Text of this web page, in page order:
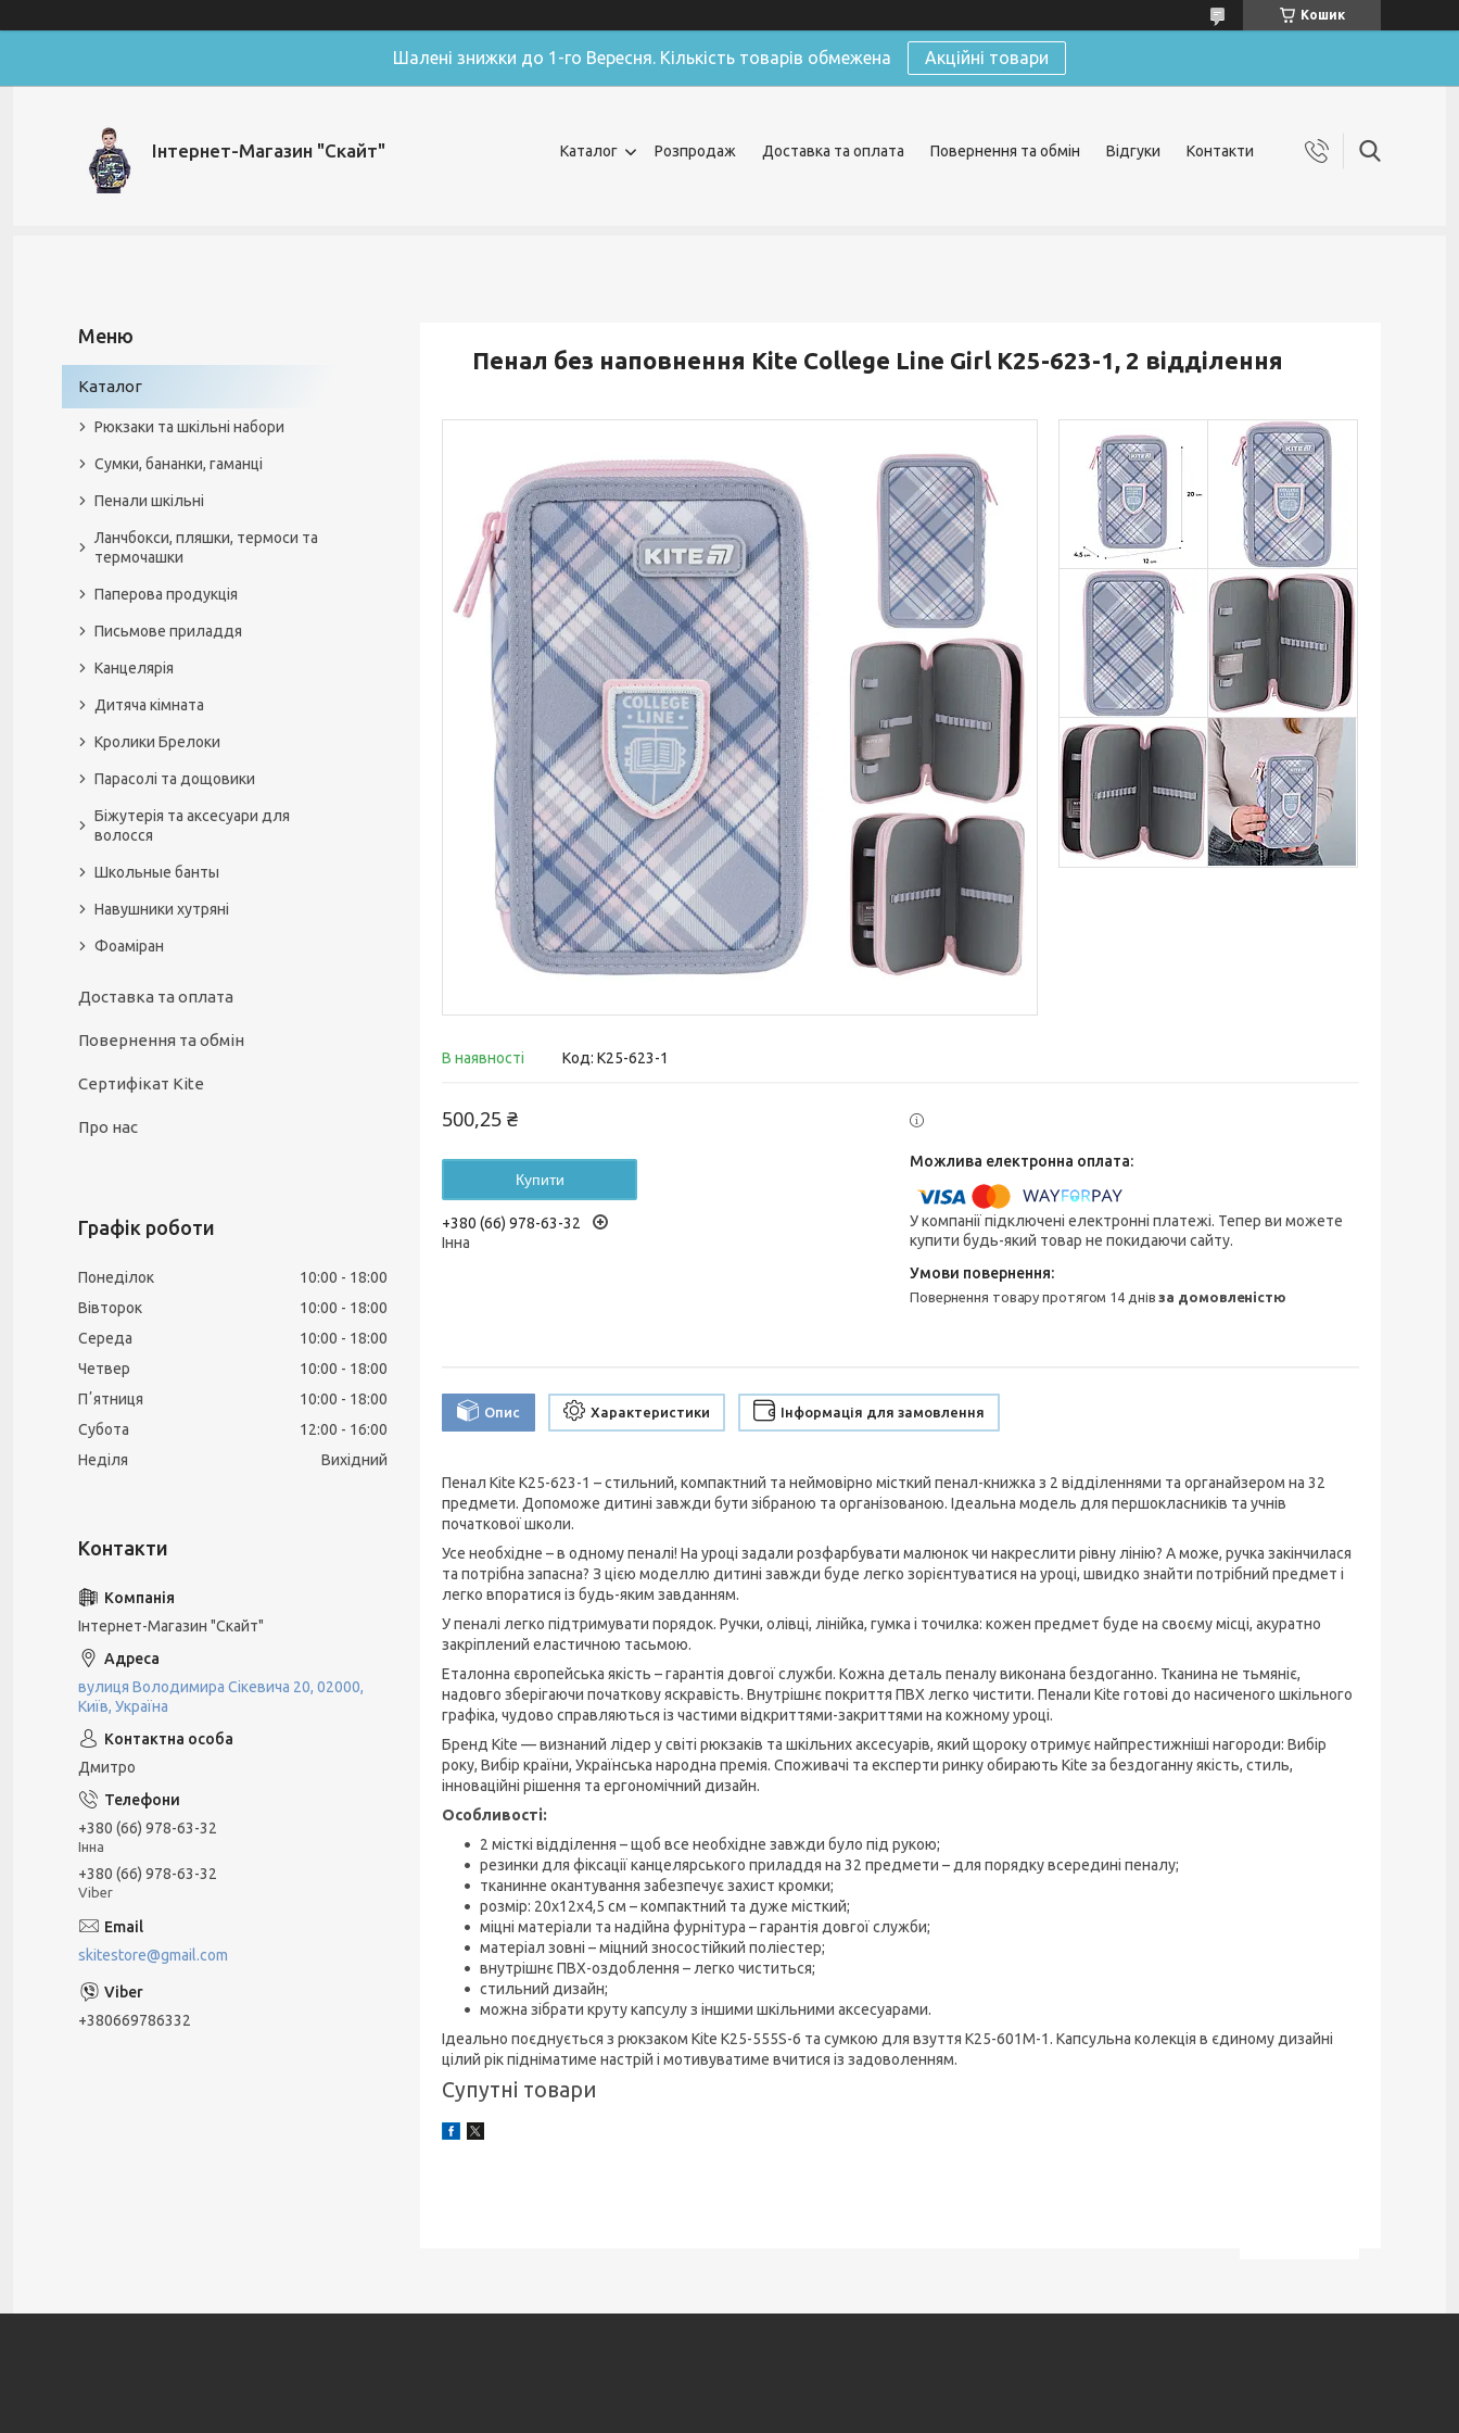
Кошик
Шалені знижки до 1-го Вересня. Кількість товарів обмежена Акційні товари
Інтернет-Магазин "Скайт" Каталог Розпродаж Доставка та оплата Повернення та обмін Відгуки Контакти
Пенал без наповнення Kite College Line Girl K25-623-1, 2 відділення
В наявності Код: K25-623-1
500,25 ₴
Купити
+380 (66) 978-63-32
Інна
У компанії підключені електронні платежі. Тепер ви можете
купити будь-який товар не покидаючи сайту.
повернення товару протягом 14 днівза домовленістю
Опис Характеристики Інформація для замовлення
Пенал Kite K25-623-1 – стильний, компактний та неймовірно місткий пенал-книжка з 2 відділеннями та органайзером на 32
предмети. Допоможе дитині завжди бути зібраною та організованою. Ідеальна модель для першокласників та учнів
початкової школи.
Усе необхідне – в одному пеналі! На уроці задали розфарбувати малюнок чи накреслити рівну лінію? А може, ручка закінчилася
та потрібна запасна? З цією моделлю дитині завжди буде легко зорієнтуватися на уроці, швидко знайти потрібний предмет і
легко впоратися із будь-яким завданням.
У пеналі легко підтримувати порядок. Ручки, олівці, лінійка, гумка і точилка: кожен предмет буде на своєму місці, акуратно
закріплений еластичною тасьмою.
Еталонна європейська якість – гарантія довгої служби. Кожна деталь пеналу виконана бездоганно. Тканина не тьмяніє,
надовго зберігаючи початкову яскравість. Внутрішнє покриття ПВХ легко чистити. Пенали Kite готові до насиченого шкільного
графіка, чудово справляються із частими відкриттями-закриттями на кожному уроці.
Бренд Kite — визнаний лідер у світі рюкзаків та шкільних аксесуарів, який щороку отримує найпрестижніші нагороди: Вибір
року, Вибір країни, Українська народна премія. Споживачі та експерти ринку обирають Kite за бездоганну якість, стиль,
інноваційні рішення та ергономічний дизайн.
Особливості:
2 місткі відділення – щоб все необхідне завжди було під рукою;
резинки для фіксації канцелярського приладдя на 32 предмети – для порядку всередині пеналу;
тканинне окантування забезпечує захист кромки;
розмір: 20x12x4,5 см – компактний та дуже місткий;
міцні матеріали та надійна фурнітура – гарантія довгої служби;
матеріал зовні – міцний зносостійкий поліестер;
внутрішнє ПВХ-оздоблення – легко чиститься;
стильний дизайн;
можна зібрати круту капсулу з іншими шкільними аксесуарами.
Ідеально поєднується з рюкзаком Kite K25-555S-6 та сумкою для взуття K25-601M-1. Капсульна колекція в єдиному дизайні
цілий рік підніматиме настрій і мотивуватиме вчитися із задоволенням.
Супутні товари
Каталог
Рюкзаки та шкільні набори
Сумки, бананки, гаманці
Пенали шкільні
Ланчбокси, пляшки, термоси та
термочашки
Паперова продукція
Письмове приладдя
Канцелярія
Дитяча кімната
Кролики Брелоки
Парасолі та дощовики
Біжутерія та аксесуари для
волосся
Школьные банты
Навушники хутряні
Фоаміран
Доставка та оплата
Повернення та обмін
Сертифікат Kite
Про нас
Графік роботи
Понеділок 10:00
18:00
Вівторок
10:00
18:00
Середа
10:00
18:00
Четвер
10:00
18:00
Пʼятниця
10:00
18:00
Субота
12:00
16:00
Неділя
Вихідний
Інтернет-Магазин "Скайт"
вулиця Володимира Сікевича 20, 02000,
Київ, Україна
Дмитро
+380 (66) 978-63-32
Інна
+380 (66) 978-63-32
Viber
skitestore@gmail.com
+380669786332